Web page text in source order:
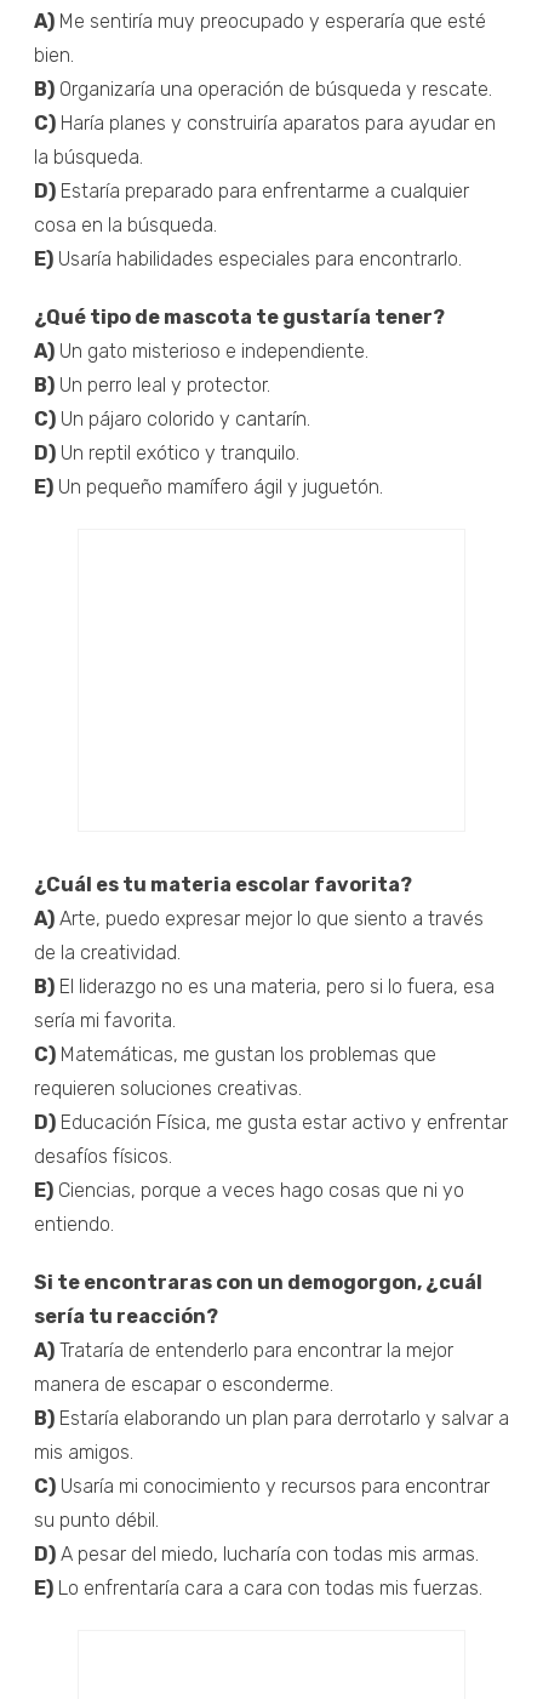
A) Me sentiría muy preocupado y esperaría que esté
bien.
B) Organizaría una operación de búsqueda y rescate.
C) Haría planes y construiría aparatos para ayudar en
la búsqueda.
D) Estaría preparado para enfrentarme a cualquier
cosa en la búsqueda.
E) Usaría habilidades especiales para encontrarlo.
¿Qué tipo de mascota te gustaría tener?
A) Un gato misterioso e independiente.
B) Un perro leal y protector.
C) Un pájaro colorido y cantarín.
D) Un reptil exótico y tranquilo.
E) Un pequeño mamífero ágil y juguetón.
¿Cuál es tu materia escolar favorita?
A) Arte, puedo expresar mejor lo que siento a través
de la creatividad.
B) El liderazgo no es una materia, pero si lo fuera, esa
sería mi favorita.
C) Matemáticas, me gustan los problemas que
requieren soluciones creativas.
D) Educación Física, me gusta estar activo y enfrentar
desafíos físicos.
E) Ciencias, porque a veces hago cosas que ni yo
entiendo.
Si te encontraras con un demogorgon, ¿cuál
sería tu reacción?
A) Trataría de entenderlo para encontrar la mejor
manera de escapar o esconderme.
B) Estaría elaborando un plan para derrotarlo y salvar a
mis amigos.
C) Usaría mi conocimiento y recursos para encontrar
su punto débil.
D) A pesar del miedo, lucharía con todas mis armas.
E) Lo enfrentaría cara a cara con todas mis fuerzas.